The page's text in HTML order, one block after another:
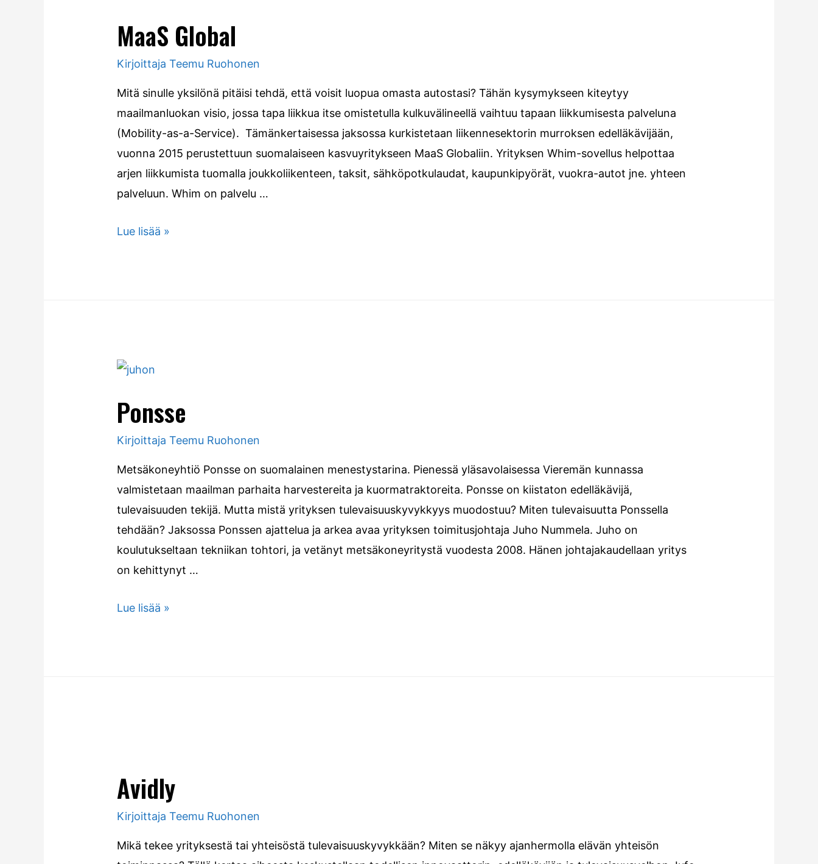
MaaS Global
KirjoittajaTeemu Ruohonen
Mitä sinulle yksilönä pitäisi tehdä, että voisit luopua omasta autostasi? Tähän kysymykseen kiteytyy
maailmanluokan visio, jossa tapa liikkua itse omistetulla kulkuvälineellä vaihtuu tapaan liikkumisesta palveluna
(Mobility-as-a-Service). Tämänkertaisessa jaksossa kurkistetaan liikennesektorin murroksen edelläkävijään,
vuonna 2015 perustettuun suomalaiseen kasvuyritykseen MaaS Globaliin. Yrityksen Whim-sovellus helpottaa
arjen liikkumista tuomalla joukkoliikenteen, taksit, sähköpotkulaudat, kaupunkipyörät, vuokra-autot jne. yhteen
palveluun. Whim on palvelu …
Lue lisää »
Ponsse
KirjoittajaTeemu Ruohonen
Metsäkoneyhtiö Ponsse on suomalainen menestystarina. Pienessä yläsavolaisessa Vieremän kunnassa
valmistetaan maailman parhaita harvestereita ja kuormatraktoreita. Ponsse on kiistaton edelläkävijä,
tulevaisuuden tekijä. Mutta mistä yrityksen tulevaisuuskyvykkyys muodostuu? Miten tulevaisuutta Ponssella
tehdään? Jaksossa Ponssen ajattelua ja arkea avaa yrityksen toimitusjohtaja Juho Nummela. Juho on
koulutukseltaan tekniikan tohtori, ja vetänyt metsäkoneyritystä vuodesta 2008. Hänen johtajakaudellaan yritys
on kehittynyt …
Lue lisää »
Avidly
KirjoittajaTeemu Ruohonen
Mikä tekee yrityksestä tai yhteisöstä tulevaisuuskyvykkään? Miten se näkyy ajanhermolla elävän yhteisön